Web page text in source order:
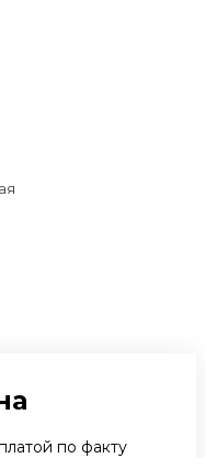
по факту